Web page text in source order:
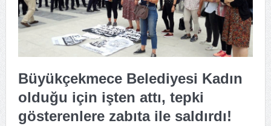
Büyükçekmece Belediyesi Kadın
olduğu için işten attı, tepki
gösterenlere zabıta ile saldırdı!